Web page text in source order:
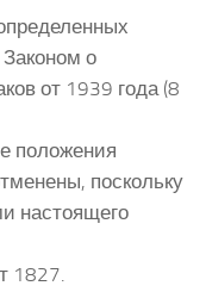
Законом о
от 1939 года (8
положения
поскольку
настоящего
1827.